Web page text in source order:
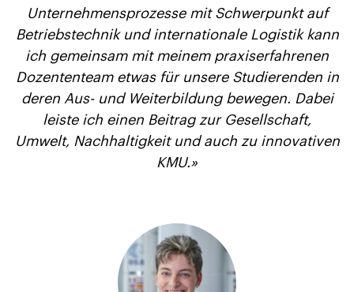
Unternehmensprozesse mit Schwerpunkt auf
Betriebstechnik und internationale Logistik kann
ich gemeinsam mit meinem praxiserfahrenen
Dozententeam etwas für unsere Studierenden in
deren Aus- und Weiterbildung bewegen. Dabei
leiste ich einen Beitrag zur Gesellschaft,
Umwelt, Nachhaltigkeit und auch zu innovativen
KMU.»